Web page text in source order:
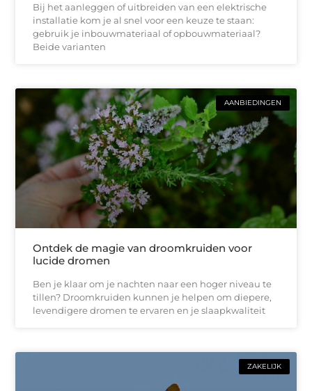
Bij het aanleggen of uitbreiden van een elektrische
installatie kom je al snel voor een keuze te staan:
gebruik je inbouwmateriaal of opbouwmateriaal?
Beide varianten
AANBIEDINGEN
Ontdek de magie van droomkruiden voor
lucide dromen
Ben je klaar om je nachten naar een hoger niveau te
tillen? Droomkruiden kunnen je helpen om diepere,
levendigere dromen te ervaren en je slaapkwaliteit
ZAKELIJK